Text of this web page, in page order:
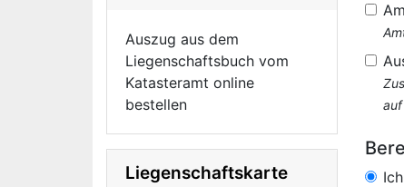
Auszug aus dem
Liegenschaftsbuch vom
Katasteramt online
bestellen
Liegenschaftskarte